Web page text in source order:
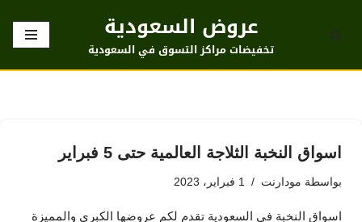
تخطى
عروض السعودية
تخفيضات مراكز التسوق في السعودية
اسواق النخبة الثلاجة العالمية حتى 5 فبراير
بواسطة مودارنت 1 فبراير، 2023
اسواق النخبة في السعودية تقدم لكم عروضها الكبرى والمميزة